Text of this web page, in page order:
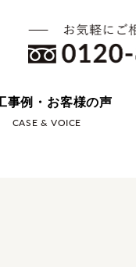
事例・お客様の声
CASE & VOICE